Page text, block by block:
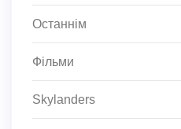
Останнім
Фільми
Skylanders